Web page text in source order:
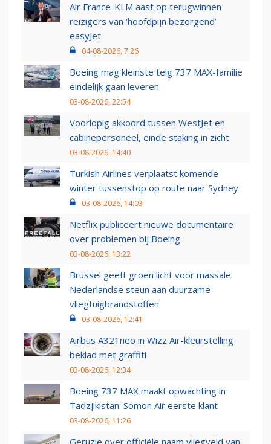
Air France-KLM aast op terugwinnen
reizigers van ‘hoofdpijn bezorgend’
easyJet
04-08-2026, 7:26
Boeing mag kleinste telg 737 MAX-familie
eindelijk gaan leveren
03-08-2026, 22:54
Voorlopig akkoord tussen WestJet en
cabinepersoneel, einde staking in zicht
03-08-2026, 14:40
Turkish Airlines verplaatst komende
winter tussenstop op route naar Sydney
03-08-2026, 14:03
Netflix publiceert nieuwe documentaire
over problemen bij Boeing
03-08-2026, 13:22
Brussel geeft groen licht voor massale
Nederlandse steun aan duurzame
vliegtuigbrandstoffen
03-08-2026, 12:41
Airbus A321neo in Wizz Air-kleurstelling
beklad met graffiti
03-08-2026, 12:34
Boeing 737 MAX maakt opwachting in
Tadzjikistan: Somon Air eerste klant
03-08-2026, 11:26